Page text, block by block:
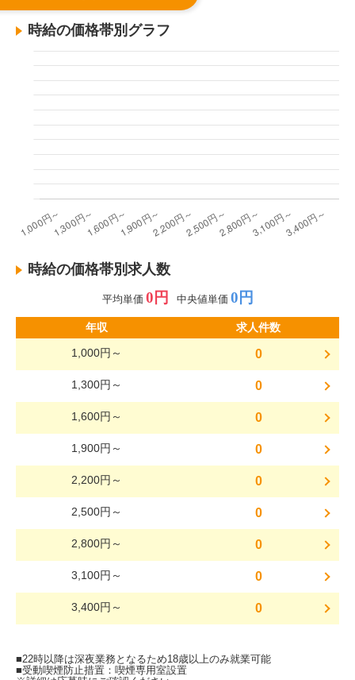
時給の価格帯別グラフ
時給の価格帯別求人数
平均単価 0円 中央値単価 0円
年収
求人件数
1,000円～
0
1,300円～ 0
1,600円～ 0
1,900円～ 0
2,200円～ 0
2,500円～ 0
2,800円～ 0
3,100円～ 0
3,400円～ 0